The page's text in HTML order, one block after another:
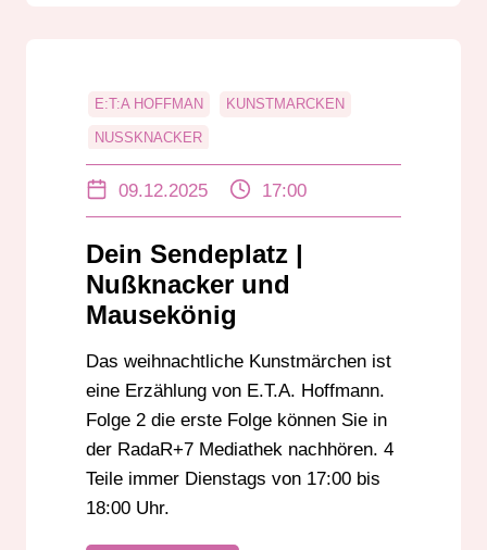
E:T:A HOFFMAN KUNSTMARCKEN
NUSSKNACKER
09.12.2025 17:00
Dein Sendeplatz |
Nußknacker und
Mausekönig
Das weihnachtliche Kunstmärchen ist
eine Erzählung von E.T.A. Hoffmann.
Folge 2 die erste Folge können Sie in
der RadaR+7 Mediathek nachhören. 4
Teile immer Dienstags von 17:00 bis
18:00 Uhr.